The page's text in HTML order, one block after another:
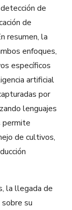
de
de
resumen, la
enfoques,
específicos
artificial
por
lenguajes
permite
de cultivos,
la llegada de
su